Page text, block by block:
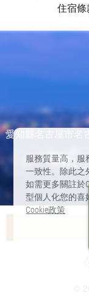
服務質量高，服
一致性。除此之
如需更多關註於
型個人化您的喜
Cookie政策
住宿條
愛知縣名古屋市名
TEL:
©